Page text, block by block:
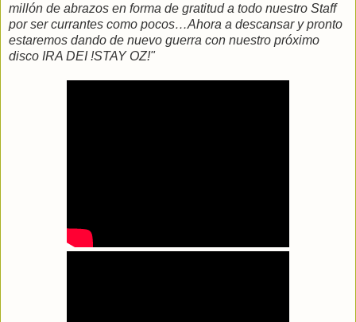
millón de abrazos en forma de gratitud a todo nuestro Staff
por ser currantes como pocos…Ahora a descansar y pronto
estaremos dando de nuevo guerra con nuestro próximo
disco IRA DEI !STAY OZ!"